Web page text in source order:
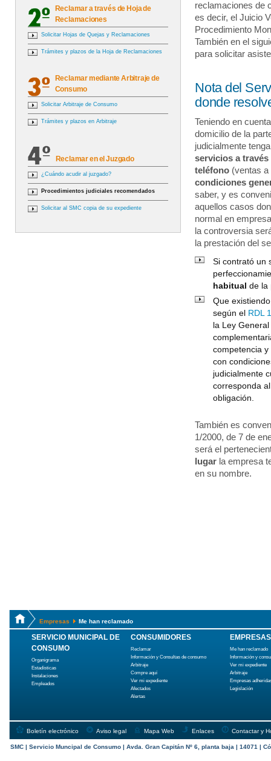
Reclamar a través de Hoja de
Reclamaciones
Solicitar Hojas de Quejas y Reclamaciones
Trámites y plazos de la Hoja de Reclamaciones
Reclamar mediante Arbitraje de
Consumo
Solicitar Arbitraje de Consumo
Trámites y plazos en Arbitraje
Reclamar en el Juzgado
¿Cuándo acudir al juzgado?
Procedimientos judiciales recomendados
Solicitar al SMC copia de su expediente
reclamaciones de
es decir, el Juicio
Procedimiento
También en el
para solicitar
Nota del
donde
Teniendo en
domicilio de la
judicialmente
servicios a
teléfono (ventas
condiciones
saber, y es
aquellos casos
normal en
la controversia
la prestación del
Si contrató un
habitual de la
Que
según el RDL
la Ley
competencia
con
judicialmente
corresponda
obligación.
También es
1/2000, de 7 de
será el
lugar la empresa
en su nombre.
Empresas Me han reclamado
SERVICIO MUNICIPAL DE
CONSUMO
Organigrama
Estadísticas
Instalaciones
Empleados
CONSUMIDORES
Reclamar
Información y Consultas de consumo
Arbitraje
Compre aquí
Ver mi expediente
Afectados
Alertas
EMPRESAS
Me han reclamado
Información y
Ver mi expediente
Arbitraje
Empresas
Legislación
Boletín electrónico Aviso legal Mapa Web Enlaces Contactar y
SMC | Servicio Muncipal de Consumo | Avda. Gran Capitán Nº 6, planta baja | 14071 |